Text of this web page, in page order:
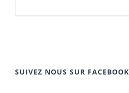
SUIVEZ NOUS SUR FACEBOOK